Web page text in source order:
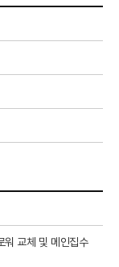
워 교체 및 메인집수